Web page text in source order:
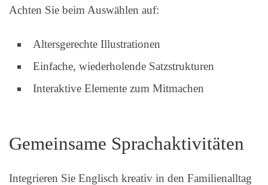
Achten Sie beim Auswählen auf:
Altersgerechte Illustrationen
Einfache, wiederholende Satzstrukturen
Interaktive Elemente zum Mitmachen
Gemeinsame Sprachaktivitäten
Integrieren Sie Englisch kreativ in den Familienalltag